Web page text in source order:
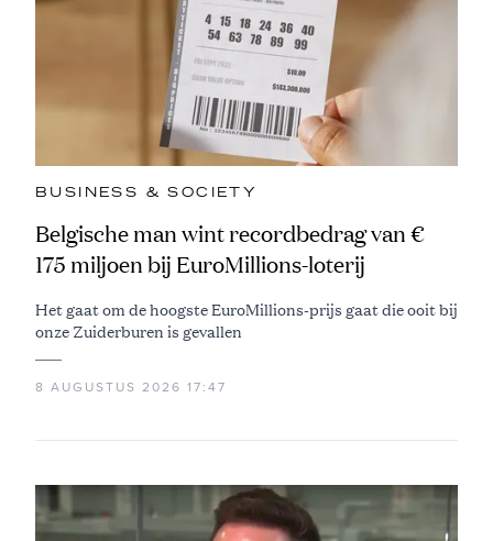
BUSINESS & SOCIETY
Belgische man wint recordbedrag van €
175 miljoen bij EuroMillions-loterij
Het gaat om de hoogste EuroMillions-prijs gaat die ooit bij
onze Zuiderburen is gevallen
8 AUGUSTUS 2026 17:47